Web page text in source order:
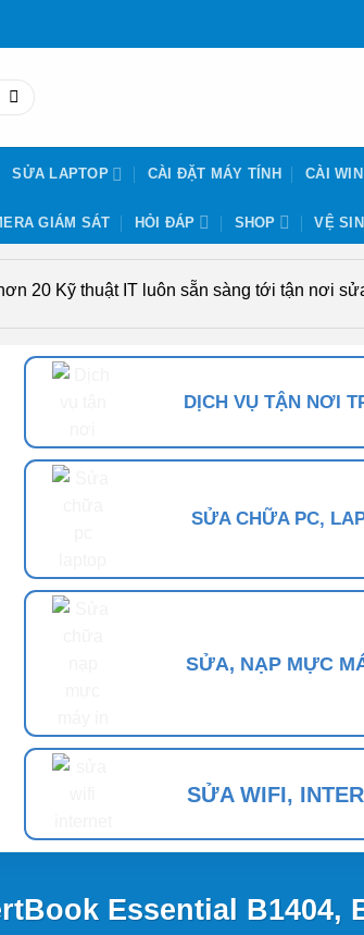
SỬA LAPTOP CÀI ĐẶT MÁY TÍNH CÀI WIN
GIÁM SÁT HỎI ĐÁP SHOP VỆ
20 Kỹ thuật IT luôn sẵn sàng tới tận nơi
DỊCH VỤ TẬN NƠI
SỬA CHỮA PC,
SỬA, NẠP MỰC
SỬA WIFI,
Essential B1404,